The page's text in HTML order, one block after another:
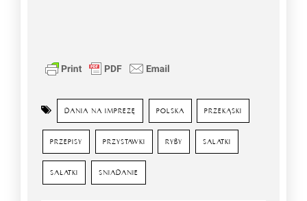
DANIA NA IMPREZĘ POLSKA PRZEKĄSKI
PRZEPISY PRZYSTAWKI RYBY SALATKI
SAŁATKI SNIADANIE